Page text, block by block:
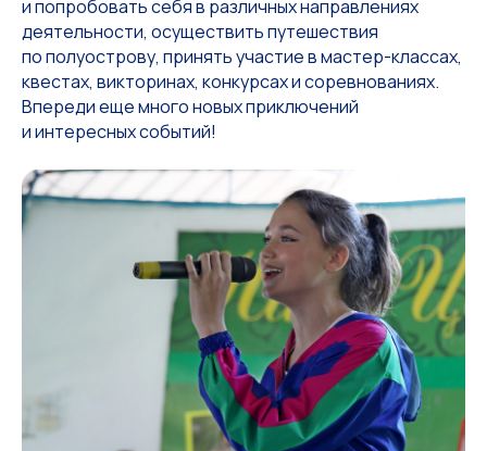
и попробовать себя в различных направлениях
деятельности, осуществить путешествия
по полуострову, принять участие в мастер-классах,
квестах, викторинах, конкурсах и соревнованиях.
Впереди еще много новых приключений
и интересных событий!